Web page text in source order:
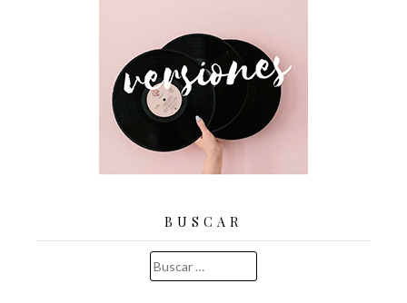
BUSCAR
Buscar: